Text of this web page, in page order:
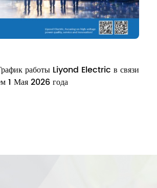
работы Liyond Electric в связи
1 Мая 2026 года